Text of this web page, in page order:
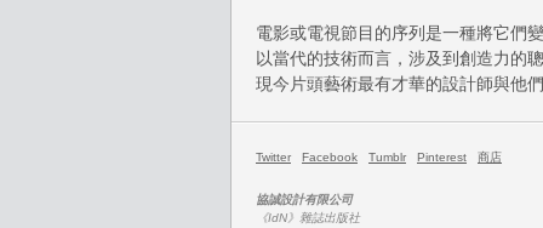
電影或電視節目的序列是一種將它們
以當代的技術而言，涉及到創造力的
現今片頭藝術最有才華的設計師與他
Twitter Facebook Tumblr Pinterest 商店
協誠設計有限公司
《IdN》雜誌出版社